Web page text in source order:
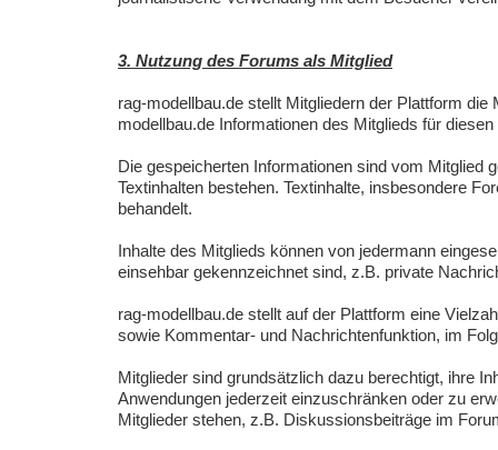
3. Nutzung des Forums als Mitglied
rag-modellbau.de stellt Mitgliedern der Plattform
modellbau.de Informationen des Mitglieds für
Die gespeicherten Informationen sind vom Mitglied
Textinhalten bestehen. Textinhalte, insbesondere
behandelt.
Inhalte des Mitglieds können von jedermann
einsehbar gekennzeichnet sind, z.B. private
rag-modellbau.de stellt auf der Plattform eine
sowie Kommentar- und Nachrichtenfunktion, im
Mitglieder sind grundsätzlich dazu berechtigt, ihre
Anwendungen jederzeit einzuschränken oder zu
Mitglieder stehen, z.B. Diskussionsbeiträge im